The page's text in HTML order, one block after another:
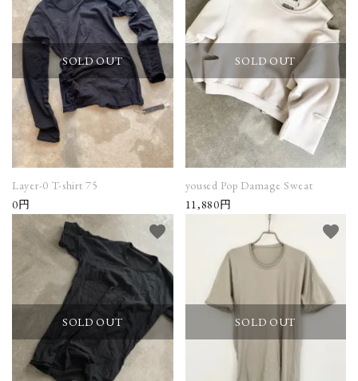
SOLD OUT
Layer-0 T-shirt 75
0円
SOLD OUT
yoused Pop Damage Sweat
11,880円
SOLD OUT
favorite
SOLD OUT
favorite